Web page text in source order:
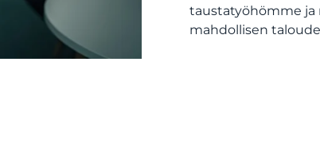
taustatyöhömme
mahdollisen